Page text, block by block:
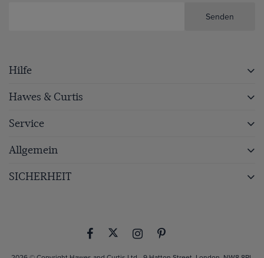
Senden
Hilfe
Hawes & Curtis
Service
Allgemein
SICHERHEIT